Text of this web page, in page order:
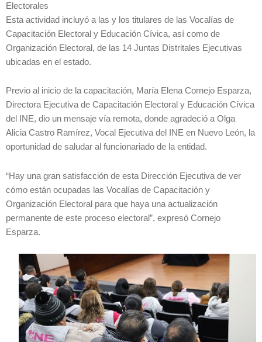
Electorales
Esta actividad incluyó a las y los titulares de las Vocalías de
Capacitación Electoral y Educación Cívica, así como de
Organización Electoral, de las 14 Juntas Distritales Ejecutivas
ubicadas en el estado.
Previo al inicio de la capacitación, María Elena Cornejo Esparza,
Directora Ejecutiva de Capacitación Electoral y Educación Cívica
del INE, dio un mensaje vía remota, donde agradeció a Olga
Alicia Castro Ramírez, Vocal Ejecutiva del INE en Nuevo León, la
oportunidad de saludar al funcionariado de la entidad.
“Hay una gran satisfacción de esta Dirección Ejecutiva de ver
cómo están ocupadas las Vocalías de Capacitación y
Organización Electoral para que haya una actualización
permanente de este proceso electoral”, expresó Cornejo
Esparza.